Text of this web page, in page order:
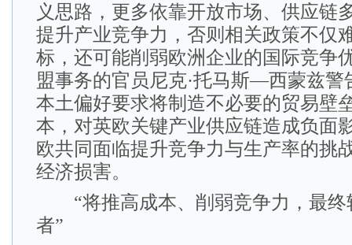
义思路，更多依靠开放市场、供应链
提升产业竞争力，否则相关政策不仅
标，还可能削弱欧洲企业的国际竞争
盟事务的官员尼克·托马斯—西蒙兹警
本土偏好要求将制造不必要的贸易壁
本，对英欧关键产业供应链造成负面
欧共同面临提升竞争力与生产率的挑
经济损害。
“将推高成本、削弱竞争力，最终
者”